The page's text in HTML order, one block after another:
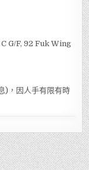
G/F, 92 Fuk Wing
)，因人手有限有時